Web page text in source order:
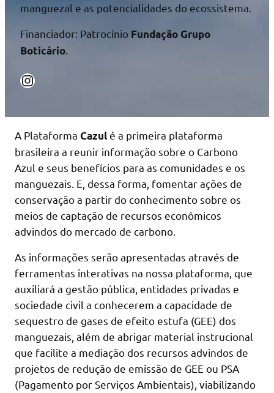
manguezal e as potencialidades do ecossistema.
Financiador: Patrocínio Fundação Grupo
Boticário.
Instagram
A Plataforma Cazulé a primeira plataforma
brasileira a reunir informação sobre o Carbono
Azul e seus benefícios para as comunidades e os
manguezais. E, dessa forma, fomentar ações de
conservação a partir do conhecimento sobre os
meios de captação de recursos econômicos
advindos do mercado de carbono.
As informações serão apresentadas através de
ferramentas interativas na nossa plataforma, que
auxiliará a gestão pública, entidades privadas e
sociedade civil a conhecerem a capacidade de
sequestro de gases de efeito estufa (GEE) dos
manguezais, além de abrigar material instrucional
que facilite a mediação dos recursos advindos de
projetos de redução de emissão de GEE ou PSA
(Pagamento por Serviços Ambientais), viabilizando